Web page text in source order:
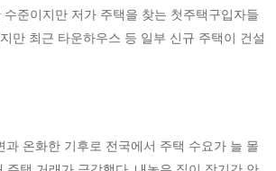
준이지만 저가 주택을 찾는 첫주택구입자들
만 최근 타운하우스 등 일부 신규 주택이 건설
온화한 기후로 전국에서 주택 수요가 늘 몰